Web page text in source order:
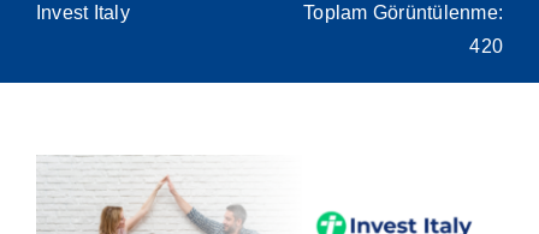
Blog
Invest Italy
Toplam Görüntülenme:
420